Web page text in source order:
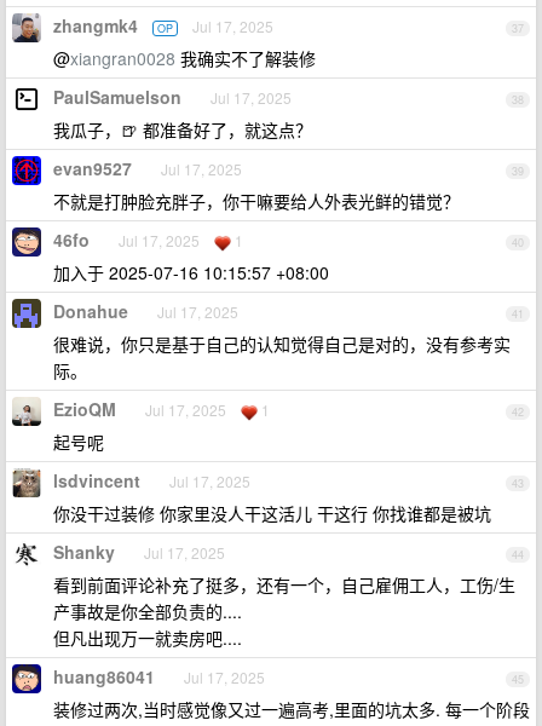
37
zhangmk4 OP Jul 17, 2025
@xiangran0028 我确实不了解装修
38
PaulSamuelson Jul 17, 2025
我瓜子，🍺 都准备好了，就这点？
39
evan9527 Jul 17, 2025
不就是打肿脸充胖子，你干嘛要给人外表光鲜的错觉？
40
46fo Jul 17, 2025 1
加入于 2025-07-16 10:15:57 +08:00
41
Donahue Jul 17, 2025
很难说，你只是基于自己的认知觉得自己是对的，没有参考实
际。
42
EzioQM Jul 17, 2025 1
起号呢
43
lsdvincent Jul 17, 2025
你没干过装修 你家里没人干这活儿 干这行 你找谁都是被坑
44
Shanky Jul 17, 2025
看到前面评论补充了挺多，还有一个，自己雇佣工人，工伤/生
产事故是你全部负责的....
但凡出现万一就卖房吧....
45
huang86041 Jul 17, 2025
装修过两次,当时感觉像又过一遍高考,里面的坑太多. 每一个阶段